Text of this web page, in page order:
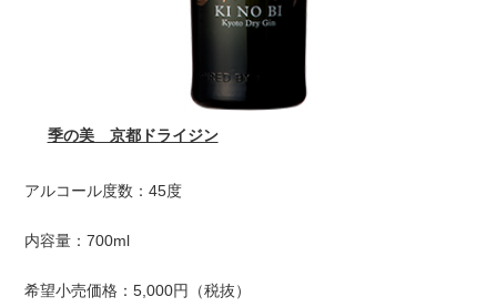
季の美 京都ドライジン
アルコール度数：45度
内容量：700ml
希望小売価格：5,000円（税抜）